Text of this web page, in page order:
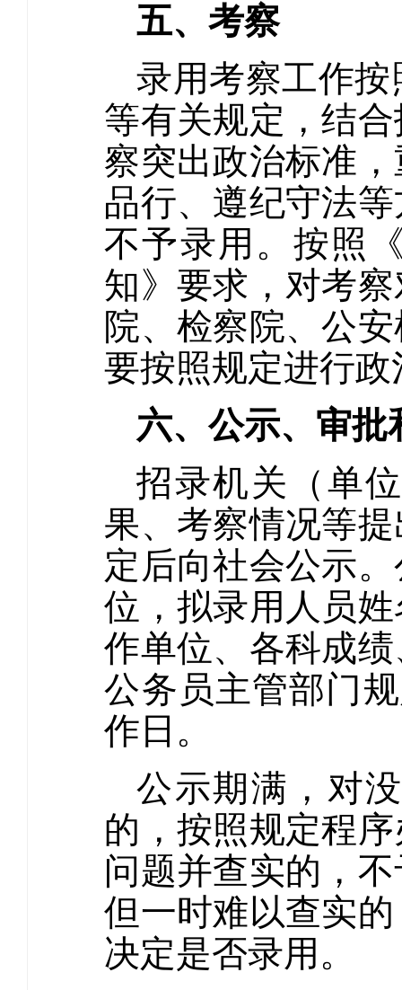
五、考察
录用考察工作
等有关规定，结
察突出政治标准
品行、遵纪守法
不予录用。按照
知》要求，对考
院、检察院、公
要按照规定进行
六、公示、审批
招录机关（单
果、考察情况等
定后向社会公示
位，拟录用人员
作单位、各科成
公务员主管部门
作日。
公示期满，对
的，按照规定程
问题并查实的，
但一时难以查实
决定是否录用。